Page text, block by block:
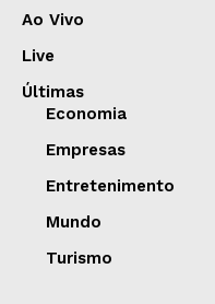
Ao Vivo
Live
Últimas
Economia
Empresas
Entretenimento
Mundo
Turismo